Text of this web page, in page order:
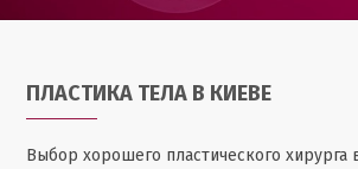
ПЛАСТИКА ТЕЛА В КИЕВЕ
Выбор хорошего пластического хирурга